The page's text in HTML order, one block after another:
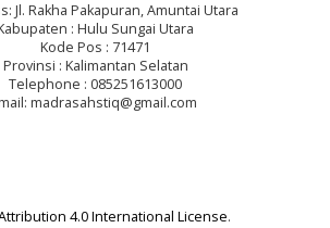
Jl. Rakha Pakapuran, Amuntai Utara
: Hulu Sungai Utara
Kode Pos : 71471
Provinsi : Kalimantan Selatan
Telephone : 085251613000
madrasahstiq@gmail.com
4.0 International License.